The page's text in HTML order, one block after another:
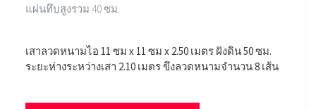
แผ่นทึบสูงรวม 40 ซม.
เสาลวดหนามไอ 11 ซม x 11 ซม x 2.50 เมตร ฝังดิน 50 ซม.
ระยะห่างระหว่างเสา 2.10 เมตร ขึงลวดหนามจำนวน 8 เส้น